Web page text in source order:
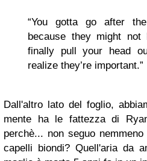
“You gotta go after
because they might
finally pull your head
realize they’re important.”
Dall'altro lato del foglio,
mente ha le fattezza di
perchè... non seguo
capelli biondi? Quell'aria da